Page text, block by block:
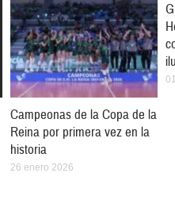
Campeonas de la Copa de la
Reina por primera vez en la
historia
26 enero 2026